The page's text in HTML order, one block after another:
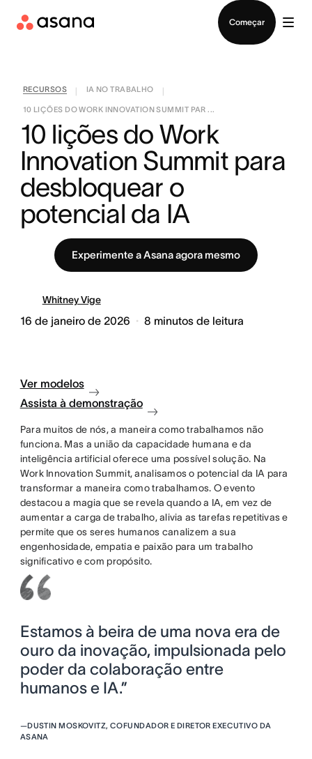
Começar
RECURSOS IA NO TRABALHO
10 LIÇÕES DO WORK INNOVATION SUMMIT PAR ...
10 lições do Work
Innovation Summit para
desbloquear o
potencial da IA
Experimente a Asana agora mesmo
Whitney Vige
16 de janeiro de 2026 8 minutos de leitura
Ver modelos
Assista à demonstração
Para muitos de nós, a maneira como trabalhamos não
funciona. Mas a união da capacidade humana e da
inteligência artificial oferece uma possível solução. Na
Work Innovation Summit, analisamos o potencial da IA para
transformar a maneira como trabalhamos. O evento
destacou a magia que se revela quando a IA, em vez de
aumentar a carga de trabalho, alivia as tarefas repetitivas e
permite que os seres humanos canalizem a sua
engenhosidade, empatia e paixão para um trabalho
significativo e com propósito.
Estamos à beira de uma nova era de
ouro da inovação, impulsionada pelo
poder da colaboração entre
humanos e IA.”
—DUSTIN MOSKOVITZ, COFUNDADOR E DIRETOR EXECUTIVO DA
ASANA